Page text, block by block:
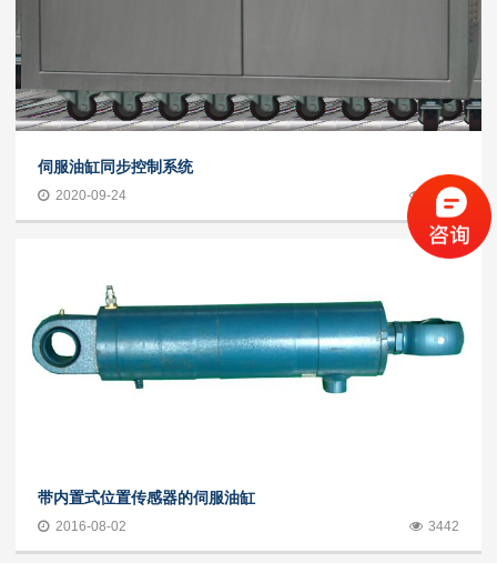
伺服油缸同步控制系统
2020-09-24 1425
带内置式位置传感器的伺服油缸
2016-08-02 3442